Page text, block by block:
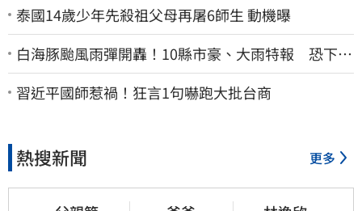
泰國14歲少年先殺祖父母再屠6師生 動機曝
白海豚颱風雨彈開轟！10縣市豪、大雨特報 恐下到
明天
習近平國師惹禍！狂言1句嚇跑大批台商
熱搜新聞 更多